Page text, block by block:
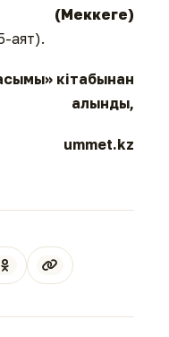
(Меккеге)
аят).
кітабынан
алынды,
ummet.kz